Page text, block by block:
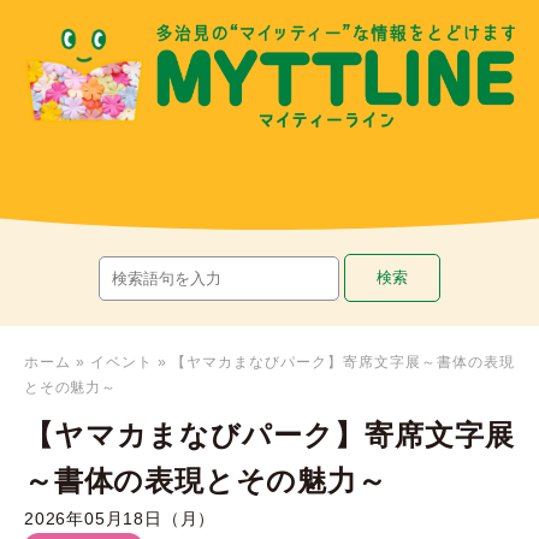
ホーム » イベント »
【ヤマカまなびパーク】寄席文字展～書体の表現
とその魅力～
【ヤマカまなびパーク】寄席文字展
～書体の表現とその魅力～
2026年05月18日（月）